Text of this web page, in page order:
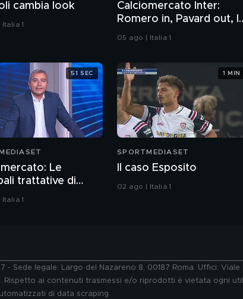
cambia look
1
Calciomercato Inter:
Romero in, Pavard out,
specifiche
05 ago | Italia 1
Le
trattative di
1
51 SEC
SPORTMEDIASET
Il caso Esposito
02 ago | Italia 1
1 MIN
- Sede legale: Largo del Nazareno 8, 00187 Roma. Uffici:
ai contenuti trasmessi e/o riprodotti è vietata ogni
di data scraping.